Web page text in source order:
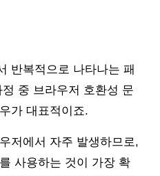
반복적으로 나타나는 패
중 브라우저 호환성 문
가 대표적이죠.
저에서 자주 발생하므로,
사용하는 것이 가장 확